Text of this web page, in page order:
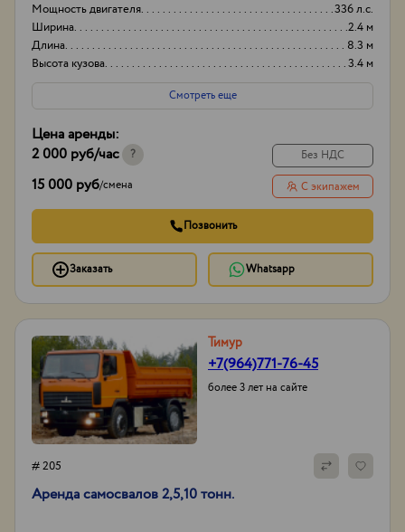
Мощность двигателя
336 л.с.
Ширина
2.4 м
Длина
8.3 м
Высота кузова
3.4 м
Смотреть еще
Цена аренды:
2 000 руб/час ?
15 000 руб/смена
Без НДС
С экипажем
Позвонить
Заказать Whatsapp
Тимур
+7(964)771-76-45
более 3 лет на сайте
# 205
Аренда самосвалов 2,5,10 тонн.